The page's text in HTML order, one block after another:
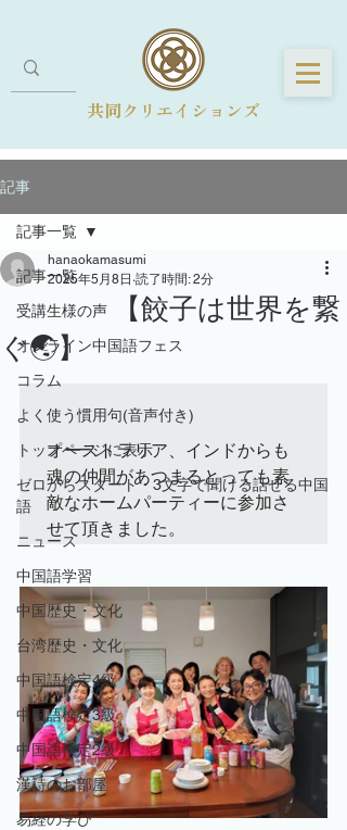
共同クリエイションズ
記事
記事一覧
受講生様の声
オンライン中国語フェス
コラム
よく使う慣用句(音声付き)
トップページに表示
ゼロからスタート・3文字で聞ける話せる中国
語
ニュース
中国語学習
中国歴史・文化
台湾歴史・文化
中国語検定4級
中国語検定3級
中国語検定2級
漢詩のお部屋
易経の学び
記事一覧
【餃子は世界を繋
ぐ🌏】
hanaokamasumi
2025年5月8日 読了時間: 2分
オーストラリア、インドからも
魂の仲間があつまるとっても素
敵なホームパーティーに参加さ